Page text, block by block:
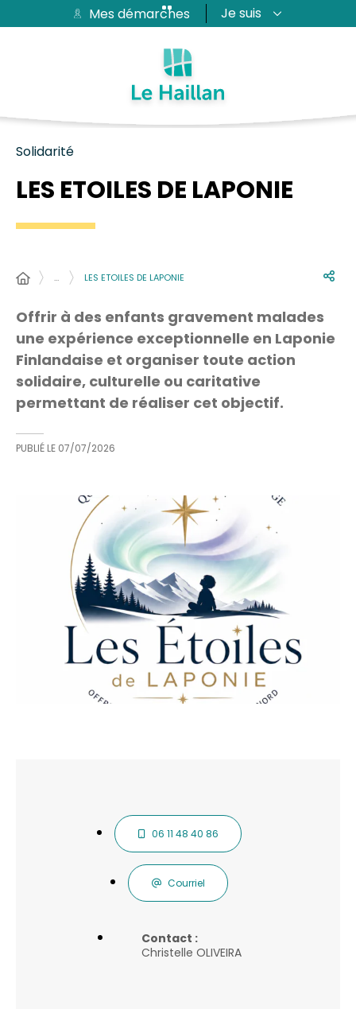
Aide et accessibilité
Passer au menu
Passer au contenuMes démarches Je suis
Solidarité
LES ETOILES DE LAPONIE
… LES ETOILES DE LAPONIE
Offrir à des enfants gravement malades
une expérience exceptionnelle en Laponie
Finlandaise et organiser toute action
solidaire, culturelle ou caritative
permettant de réaliser cet objectif.
PUBLIÉ LE 07/07/2026
06 11 48 40 86
Courriel
Contact :
Christelle OLIVEIRA